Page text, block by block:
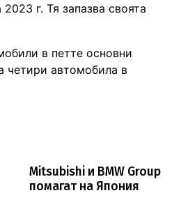
г. Тя запазва своята
в петте основни
четири автомобила в
Mitsubishi и BMW Group
помагат на Япония